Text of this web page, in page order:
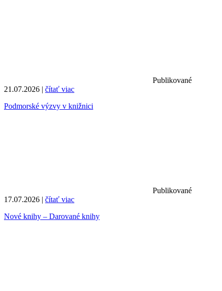
Publikované
21.07.2026 | čítať viac
Podmorské výzvy v knižnici
Publikované
17.07.2026 | čítať viac
Nové knihy – Darované knihy